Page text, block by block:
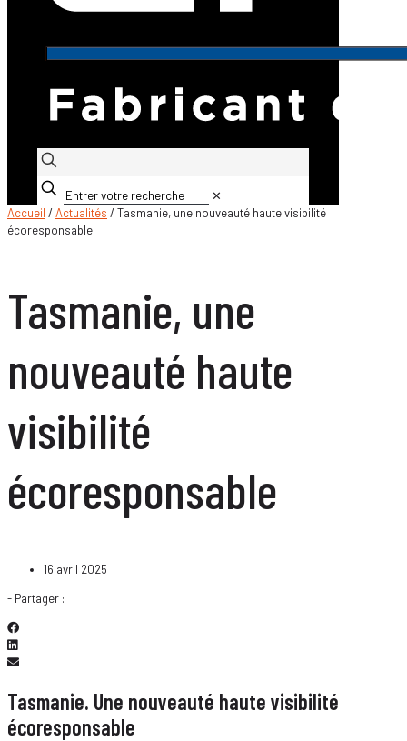
✕
Accueil /Actualités / Tasmanie, une nouveauté haute visibilité
écoresponsable
Tasmanie, une
nouveauté haute
visibilité
écoresponsable
16 avril 2025
- Partager :
Tasmanie. Une nouveauté haute visibilité
écoresponsable